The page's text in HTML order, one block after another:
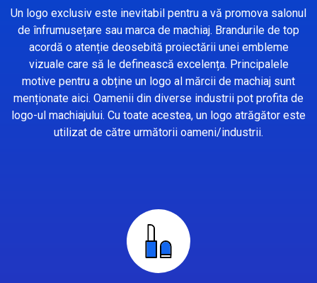
Un logo exclusiv este inevitabil pentru a vă promova salonul
de înfrumusețare sau marca de machiaj. Brandurile de top
acordă o atenție deosebită proiectării unei embleme
vizuale care să le definească excelența. Principalele
motive pentru a obține un logo al mărcii de machiaj sunt
menționate aici. Oamenii din diverse industrii pot profita de
logo-ul machiajului. Cu toate acestea, un logo atrăgător este
utilizat de către următorii oameni/industrii.